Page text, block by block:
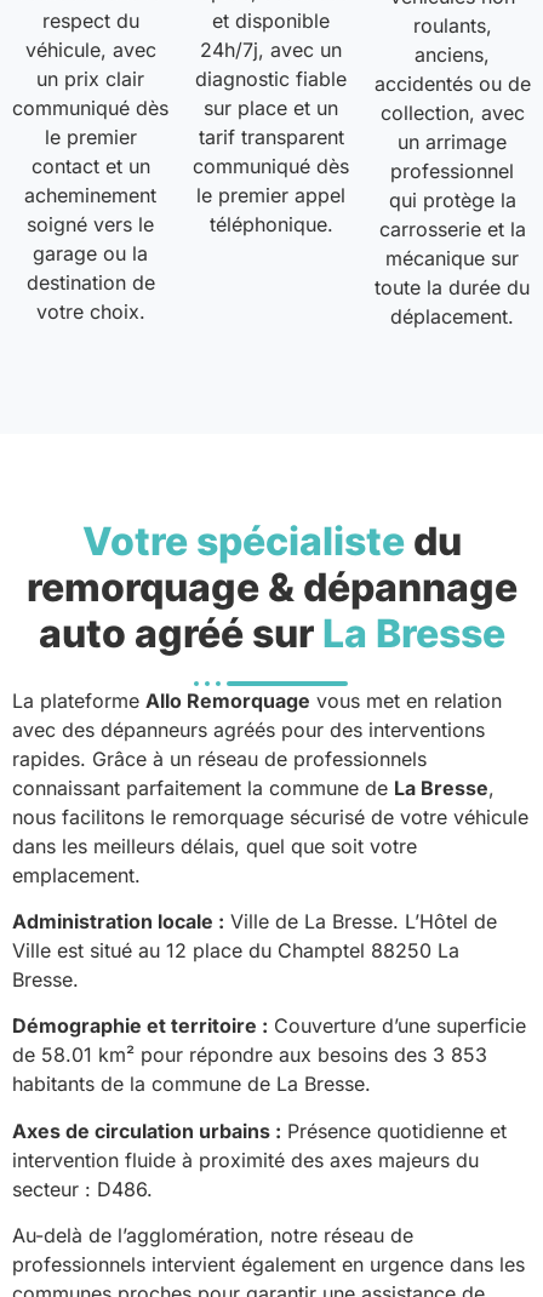
respect du
véhicule, avec
un prix clair
communiqué dès
le premier
contact et un
acheminement
soigné vers le
garage ou la
destination de
votre choix.
et disponible
24h/7j, avec un
diagnostic fiable
sur place et un
tarif transparent
communiqué dès
le premier appel
téléphonique.
roulants,
anciens,
accidentés ou de
collection, avec
un arrimage
professionnel
qui protège la
carrosserie et la
mécanique sur
toute la durée du
déplacement.
Votre spécialistedu
remorquage & dépannage
auto agréé sur La Bresse
La plateforme Allo Remorquage vous met en relation
avec des dépanneurs agréés pour des interventions
rapides. Grâce à un réseau de professionnels
connaissant parfaitement la commune de La Bresse,
nous facilitons le remorquage sécurisé de votre véhicule
dans les meilleurs délais, quel que soit votre
emplacement.
Administration locale : Ville de La Bresse. L’Hôtel de
Ville est situé au 12 place du Champtel 88250 La
Bresse.
Démographie et territoire : Couverture d’une superficie
de 58.01 km² pour répondre aux besoins des 3 853
habitants de la commune de La Bresse.
Axes de circulation urbains : Présence quotidienne et
intervention fluide à proximité des axes majeurs du
secteur : D486.
Au-delà de l’agglomération, notre réseau de
professionnels intervient également en urgence dans les